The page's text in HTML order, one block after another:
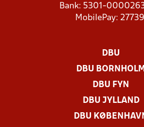
Bank: 5301-
MobilePay: 27739
DBU
DBU BORNHOLM
DBU FYN
DBU JYLLAND
DBU